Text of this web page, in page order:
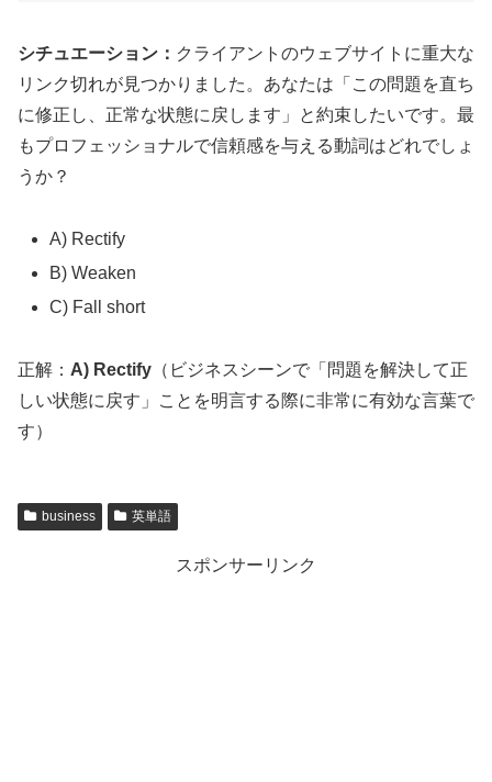
シチュエーション： クライアントのウェブサイトに重大な
リンク切れが見つかりました。あなたは「この問題を直ち
に修正し、正常な状態に戻します」と約束したいです。最
もプロフェッショナルで信頼感を与える動詞はどれでしょ
うか？
A) Rectify
B) Weaken
C) Fall short
正解： A) Rectify （ビジネスシーンで「問題を解決して正
しい状態に戻す」ことを明言する際に非常に有効な言葉で
す）
business 英単語
スポンサーリンク